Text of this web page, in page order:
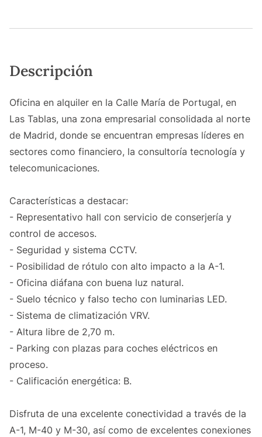
Descripción
Oficina en alquiler en la Calle María de Portugal, en
Las Tablas, una zona empresarial consolidada al norte
de Madrid, donde se encuentran empresas líderes en
sectores como financiero, la consultoría tecnología y
telecomunicaciones.
Características a destacar:
- Representativo hall con servicio de conserjería y
control de accesos.
- Seguridad y sistema CCTV.
- Posibilidad de rótulo con alto impacto a la A-1.
- Oficina diáfana con buena luz natural.
- Suelo técnico y falso techo con luminarias LED.
- Sistema de climatización VRV.
- Altura libre de 2,70 m.
- Parking con plazas para coches eléctricos en
proceso.
- Calificación energética: B.
Disfruta de una excelente conectividad a través de la
A-1, M-40 y M-30, así como de excelentes conexiones